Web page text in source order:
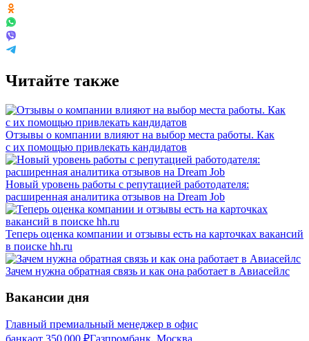
Читайте также
Отзывы о компании влияют на выбор места работы. Как
с их помощью привлекать кандидатов
Новый уровень работы с репутацией работодателя:
расширенная аналитика отзывов на Dream Job
Теперь оценка компании и отзывы есть на карточках вакансий
в поиске hh.ru
Зачем нужна обратная связь и как она работает в Авиасейлс
Вакансии дня
Главный премиальный менеджер в офис